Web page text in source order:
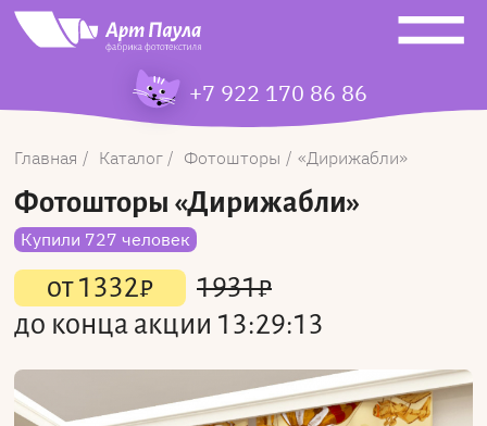
+7 922 170 86 86
Главная Каталог Фотошторы Дирижабли
Фотошторы «Дирижабли»
Купили 727 человек
от1332₽ 1931₽
до конца акции 13:29:13